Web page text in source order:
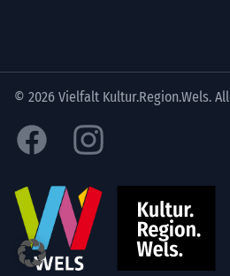
© 2026 Vielfalt Kultur.Region.Wels.
Facebook Instagram